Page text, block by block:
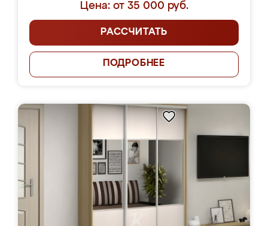
Цена: от 35 000 руб.
РАССЧИТАТЬ
ПОДРОБНЕЕ